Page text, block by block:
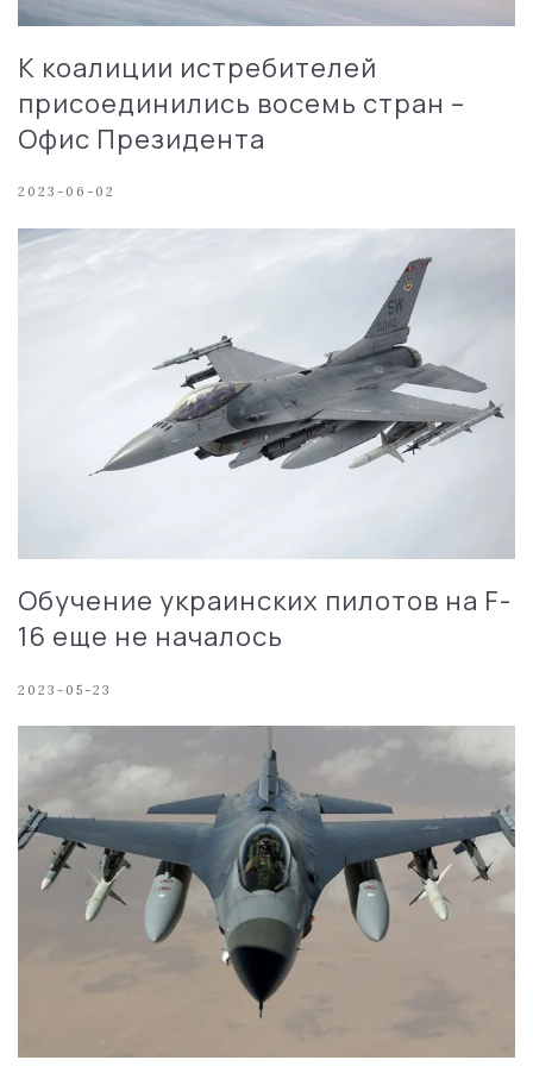
К коалиции истребителей
присоединились восемь стран –
Офис Президента
2023-06-02
Обучение украинских пилотов на F-
16 еще не началось
2023-05-23